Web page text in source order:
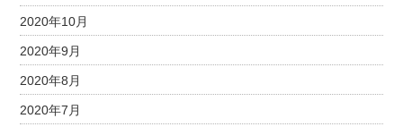
2020年10月
2020年9月
2020年8月
2020年7月